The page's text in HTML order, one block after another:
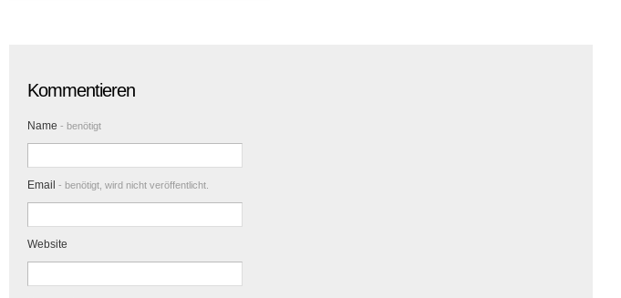
Kommentieren
Name - benötigt
Email - benötigt, wird nicht veröffentlicht.
Website